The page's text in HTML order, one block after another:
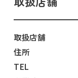
取扱店舗
住所
TEL